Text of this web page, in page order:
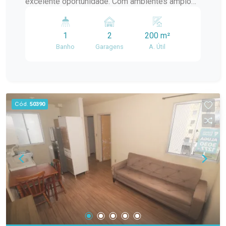
tanto quem deseja morar com qualidade quanto
quem busca um espaço para instalar seu
negócio. O imóvel conta com 2 dormitórios
conforto para o dia a dia. Sua estrutura permite
utilização tanto residencial quanto comercial,
sendo ideal para escritórios, consultórios,
clínicas, ateliês, pequenos comércios ou
prestadores de serviços, além de proporcionar
um excelente ambiente para moradia.
Diferenciais do imóvel: 2 dormitórios amplos;
Sala de estar; Cozinha; 1 banheiro; Churrasqueira;
Pátio privativo; 2 vagas de estacionamento
descobertas; Ambientes amplos e bem
distribuídos; Excelente opção para uso
1
Banho
2
Garagens
200 m²
A. Útil
Cód. 50390